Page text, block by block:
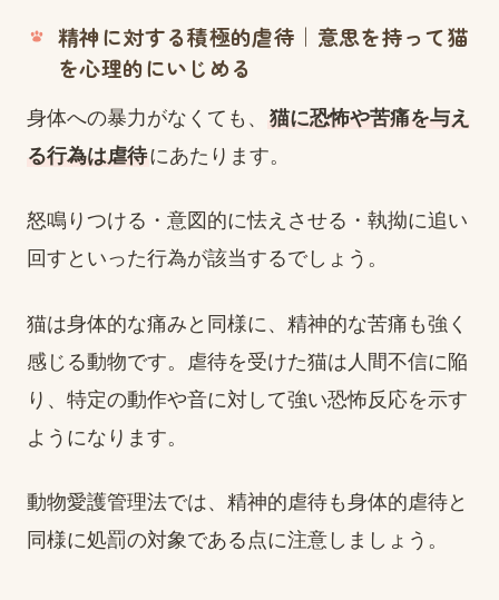
精神に対する積極的虐待｜意思を持って猫
を心理的にいじめる
身体への暴力がなくても、 猫に恐怖や苦痛を与え
る行為は虐待にあたります。
怒鳴りつける・意図的に怯えさせる・執拗に追い
回すといった行為が該当するでしょう。
猫は身体的な痛みと同様に、精神的な苦痛も強く
感じる動物です。虐待を受けた猫は人間不信に陥
り、特定の動作や音に対して強い恐怖反応を示す
ようになります。
動物愛護管理法では、精神的虐待も身体的虐待と
同様に処罰の対象である点に注意しましょう。